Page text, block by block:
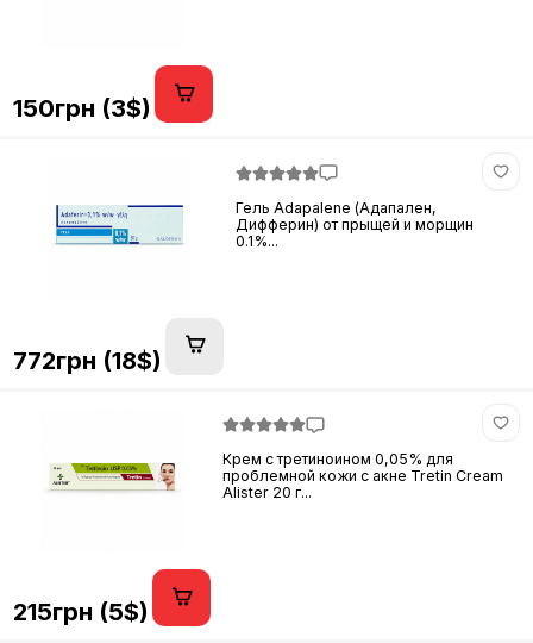
150грн (3$)
Гель Adapalene (Адапален,
Дифферин) от прыщей и морщин
0.1%...
772грн (18$)
Крем с третиноином 0,05% для
проблемной кожи с акне Tretin Cream
Alister 20 г...
215грн (5$)